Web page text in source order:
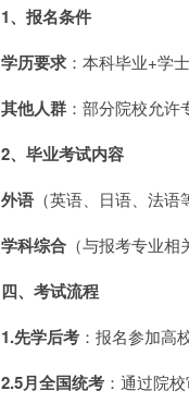
1、报名条件
学历要求 ：本科毕业+学
其他人群 ：部分院校允许
2、毕业考试内容
外语 （英语、日语、法
学科综合 （与报考专业
四、考试流程
1.先学后考 ：报名参加高
2.5月全国统考 ：通过院